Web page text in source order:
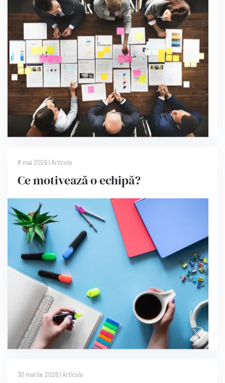
8 mai 2026| Articole
Ce motivează o echipă?
30 martie 2026| Articole